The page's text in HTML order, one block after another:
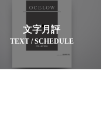
文字月評
TEXT / SCHEDULE